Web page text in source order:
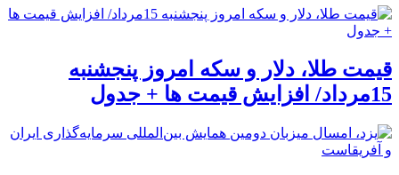
قیمت طلا، دلار و سکه امروز پنجشنبه
15مرداد/ افزایش قیمت ها + جدول